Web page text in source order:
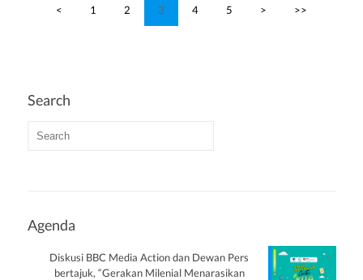
< 1 2 3 4 5 > >>
Search
Agenda
Diskusi BBC Media Action dan Dewan Pers
bertajuk, “Gerakan Milenial Menarasikan